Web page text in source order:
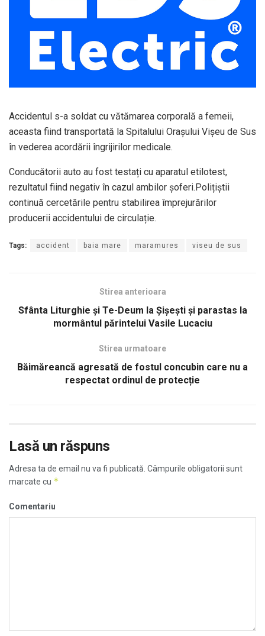
Accidentul s-a soldat cu vătămarea corporală a femeii,
aceasta fiind transportată la Spitalului Orașului Vișeu de Sus
în vederea acordării îngrijirilor medicale.
Conducătorii auto au fost testați cu aparatul etilotest,
rezultatul fiind negativ în cazul ambilor șoferi.Polițiștii
continuă cercetările pentru stabilirea împrejurărilor
producerii accidentului de circulație.
Tags: accident baia mare maramures viseu de sus
Stirea anterioara
Sfânta Liturghie și Te-Deum la Șișești și parastas la
mormântul părintelui Vasile Lucaciu
Stirea urmatoare
Băimăreancă agresată de fostul concubin care nu a
respectat ordinul de protecție
Lasă un răspuns
Adresa ta de email nu va fi publicată. Câmpurile obligatorii sunt
marcate cu *
Comentariu